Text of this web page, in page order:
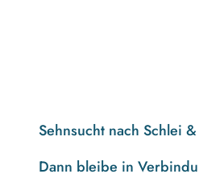
Sehnsucht nach Schlei
Dann bleibe in